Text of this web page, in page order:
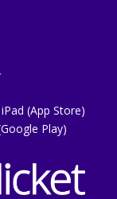
(App Store)
Play)